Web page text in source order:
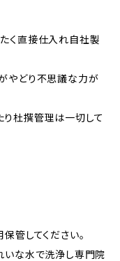
く直接仕入れ自社製
やどり不思議な力が
杜撰管理は一切して
管してください。
いな水で洗浄し専門院